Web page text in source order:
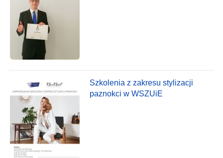
Szkolenia z zakresu stylizacji
paznokci w WSZUiE